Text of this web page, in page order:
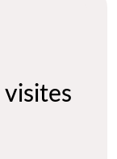
visites